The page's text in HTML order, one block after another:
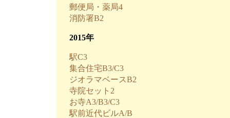
郵便局・薬局4
消防署B2
2015年
駅C3
集合住宅B3/C3
ジオラマベースB2
寺院セット2
お寺A3/B3/C3
駅前近代ビルA/B